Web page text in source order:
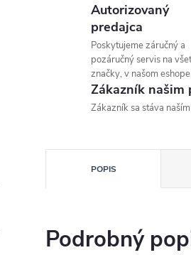
Autorizovaný
predajca
Poskytujeme záručný a
pozáručný servis na
značky, v našom eshope
Zákazník našim
Zákazník sa stáva
POPIS
Podrobný